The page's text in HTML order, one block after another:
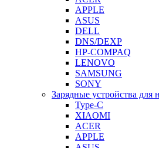
APPLE
ASUS
DELL
DNS/DEXP
HP-COMPAQ
LENOVO
SAMSUNG
SONY
Зарядные устройства для
Type-C
XIAOMI
ACER
APPLE